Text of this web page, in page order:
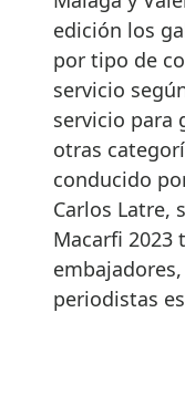
edición los
por tipo de
servicio
servicio para
otras
conducido
Carlos Latre,
Macarfi 2023
periodistas